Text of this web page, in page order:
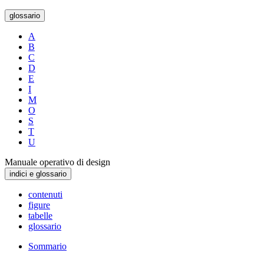
glossario
A
B
C
D
E
I
M
O
S
T
U
Manuale operativo di design
indici e glossario
contenuti
figure
tabelle
glossario
Sommario